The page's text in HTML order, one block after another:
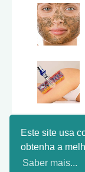
Este site usa
obtenha a
Saber mais...